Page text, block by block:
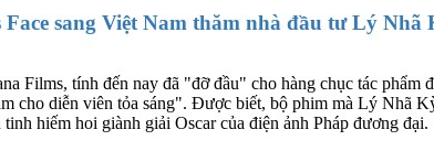
sang Việt Nam thăm nhà đầu tư Lý Nhã
Films, tính đến nay đã "đỡ đầu" cho hàng chục tác
cho diễn viên tỏa sáng". Được biết, bộ phim mà Lý Nhã
hiếm hoi giành giải Oscar của điện ảnh Pháp đương đại.